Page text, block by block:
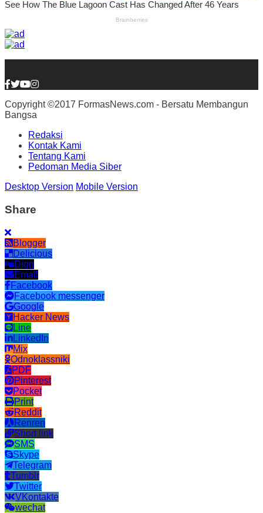
Copyright ©2017 FormasNews.com - Bersatu Membangun
Bangsa
Redaksi
Kontak Kami
Tentang Kami
Pedoman Media Siber
Desktop Version Mobile Version
Share
Blogger
Delicious
Digg
Email
Facebook
Facebook messenger
Google
Hacker News
Line
LinkedIn
Mix
Odnoklassniki
PDF
Pinterest
Pocket
Print
Reddit
Renren
Short link
SMS
Skype
Telegram
Tumblr
Twitter
VKontakte
wechat